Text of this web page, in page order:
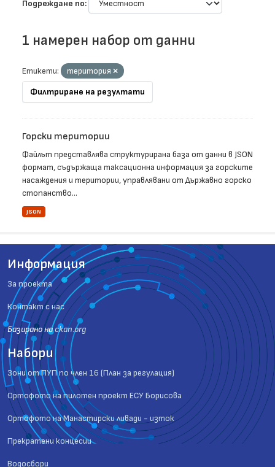
Подреждане по
1 намерен набор от данни
Етикети:
територия
Филтриране на резултати
Горски територии
Файлът представлява структурирана база от данни в JSON
формат, съдържаща таксационна информация за горските
насаждения и територии, управлявани от Държавно горско
стопанство...
JSON
Информация
За проекта
Контакт с нас
Базиранo наckan.org
Набори
Зони от ПУП по член 16 (План за регулация)
Ортофото на пилотен проект ЕСУ Борисова
Ортофото на Манастирски ливади - изток
Прекратени концесии
Водосбори